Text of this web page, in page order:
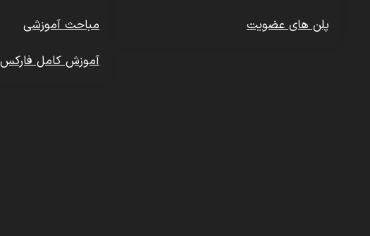
پلن های عضویت
مباحث آموزشی
آموزش کامل فارکس